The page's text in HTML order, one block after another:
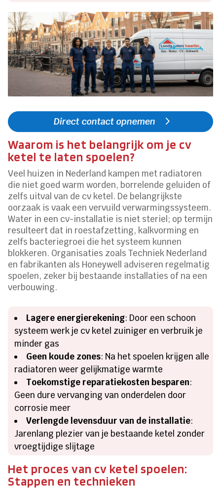
Direct contact opnemen
Waarom is het belangrijk om je cv
ketel te laten spoelen?
Veel huizen in Nederland kampen met radiatoren
die niet goed warm worden, borrelende geluiden of
zelfs uitval van de cv ketel. De belangrijkste
oorzaak is vaak een vervuild verwarmingssysteem.
Water in een cv-installatie is niet steriel; op termijn
resulteert dat in roestafzetting, kalkvorming en
zelfs bacteriegroei die het systeem kunnen
blokkeren. Organisaties zoals Techniek Nederland
en fabrikanten als Honeywell adviseren regelmatig
spoelen, zeker bij bestaande installaties of na een
verbouwing.
Lagere energierekening: Door een schoon
systeem werk je cv ketel zuiniger en verbruik je
minder gas
Geen koude zones: Na het spoelen krijgen alle
radiatoren weer gelijkmatige warmte
Toekomstige reparatiekosten besparen:
Geen dure vervanging van onderdelen door
corrosie meer
Verlengde levensduur van de installatie:
Jarenlang plezier van je bestaande ketel zonder
vroegtijdige slijtage
Het proces van cv ketel spoelen:
Stappen en technieken